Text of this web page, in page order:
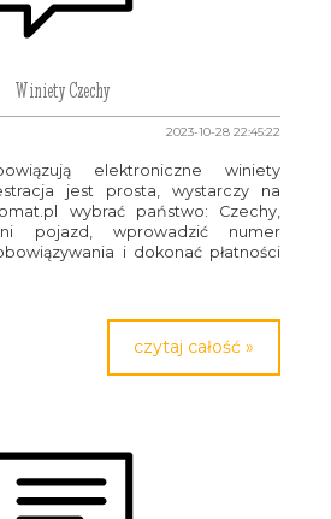
Winiety Czechy
2023-10-28 22:45:22
elektroniczne winiety
jest prosta, wystarczy na
wybrać państwo: Czechy,
pojazd, wprowadzić numer
i dokonać płatności
czytaj całość »